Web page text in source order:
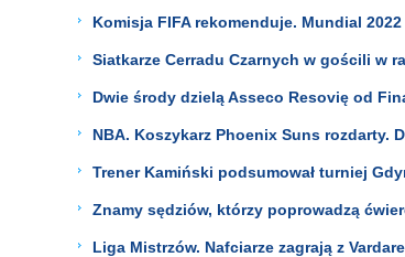
Komisja FIFA rekomenduje. Mundial
Siatkarze Cerradu Czarnych w gościli w
Dwie środy dzielą Asseco Resovię od
NBA. Koszykarz Phoenix Suns rozdarty.
Trener Kamiński podsumował turniej
Znamy sędziów, którzy poprowadzą
Liga Mistrzów. Nafciarze zagrają z